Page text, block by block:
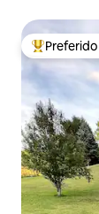
Entre os